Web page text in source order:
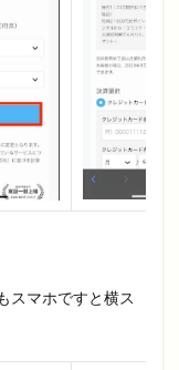
スマホですと横ス